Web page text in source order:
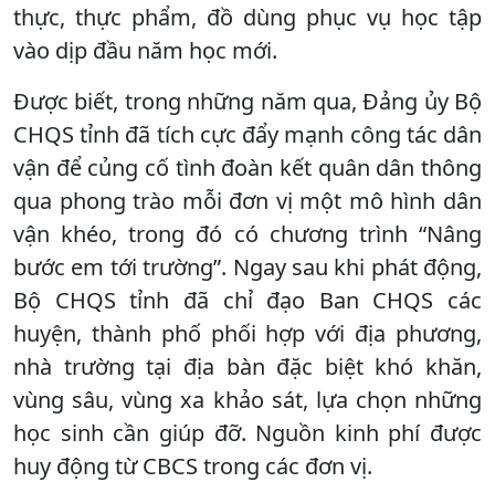
thực, thực phẩm, đồ dùng phục vụ học tập
vào dịp đầu năm học mới.
Được biết, trong những năm qua, Đảng ủy Bộ
CHQS tỉnh đã tích cực đẩy mạnh công tác dân
vận để củng cố tình đoàn kết quân dân thông
qua phong trào mỗi đơn vị một mô hình dân
vận khéo, trong đó có chương trình “Nâng
bước em tới trường”. Ngay sau khi phát động,
Bộ CHQS tỉnh đã chỉ đạo Ban CHQS các
huyện, thành phố phối hợp với địa phương,
nhà trường tại địa bàn đặc biệt khó khăn,
vùng sâu, vùng xa khảo sát, lựa chọn những
học sinh cần giúp đỡ. Nguồn kinh phí được
huy động từ CBCS trong các đơn vị.